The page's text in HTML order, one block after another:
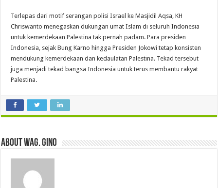
Terlepas dari motif serangan polisi Israel ke Masjidil Aqsa, KH
Chriswanto menegaskan dukungan umat Islam di seluruh Indonesia
untuk kemerdekaan Palestina tak pernah padam. Para presiden
Indonesia, sejak Bung Karno hingga Presiden Jokowi tetap konsisten
mendukung kemerdekaan dan kedaulatan Palestina. Tekad tersebut
juga menjadi tekad bangsa Indonesia untuk terus membantu rakyat
Palestina.
About wag. gino